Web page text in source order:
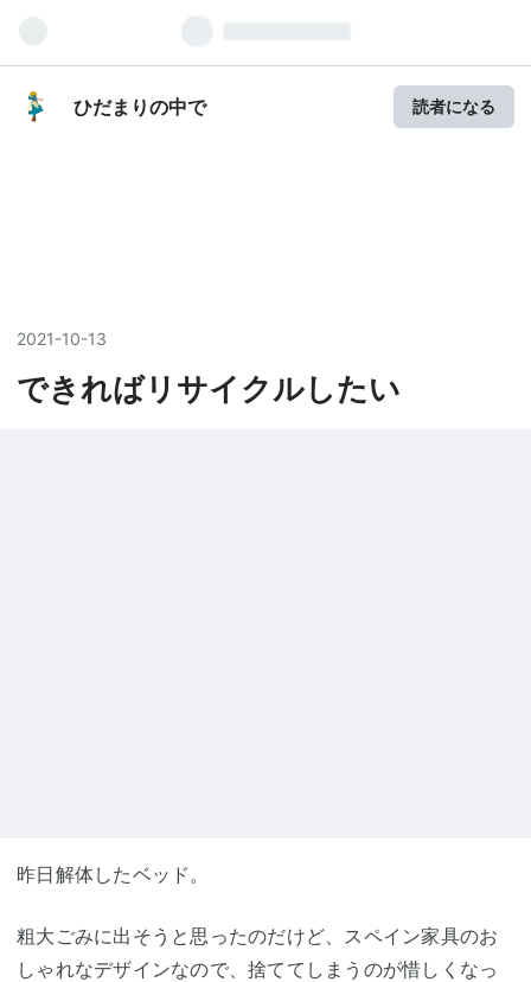
ひだまりの中で 読者になる
2021-10-13
できればリサイクルしたい
昨日解体したベッド。
粗大ごみに出そうと思ったのだけど、スペイン家具のお
しゃれなデザインなので、捨ててしまうのが惜しくなっ